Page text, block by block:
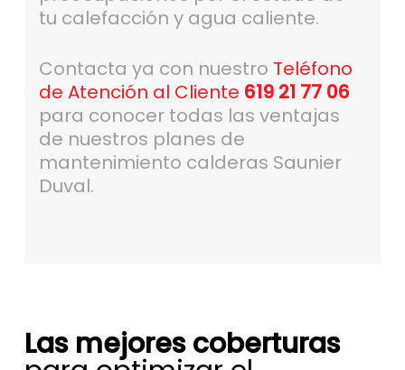
tu calefacción y agua caliente.
Contacta ya con nuestro Teléfono
de Atención al Cliente 619 21 77 06
para conocer todas las ventajas
de nuestros planes de
mantenimiento calderas Saunier
Duval.
Las mejores coberturas